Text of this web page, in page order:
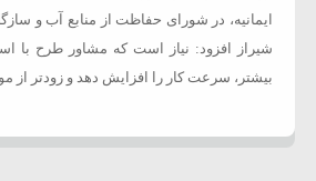
ایمانیه، در شورای حفاظت از منابع آب و
شیراز افزود: نیاز است که مشاور طرح با
بیشتر، سرعت کار را افزایش دهد و زودتر از